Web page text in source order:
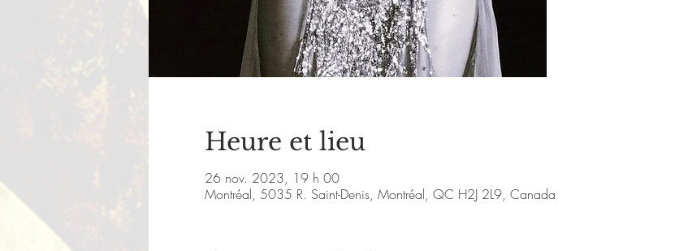
Heure et lieu
26 nov. 2023, 19 h 00
Montréal, 5035 R. Saint-Denis, Montréal, QC H2J 2L9, Canada